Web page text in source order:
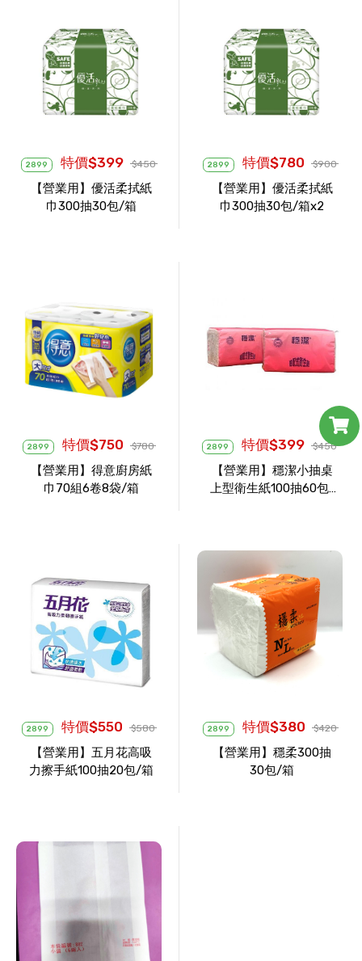
2899 特價$399 $450
【營業用】優活柔拭紙
巾300抽30包/箱
2899 特價$780 $900
【營業用】優活柔拭紙
巾300抽30包/箱x2
2899 特價$750 $780
【營業用】得意廚房紙
巾70組6卷8袋/箱
2899 特價$399 $450
【營業用】穩潔小抽桌
上型衛生紙100抽60包/
2899 特價$550 $580
【營業用】五月花高吸
力擦手紙100抽20包/箱
2899 特價$380 $420
【營業用】穩柔300抽
30包/箱